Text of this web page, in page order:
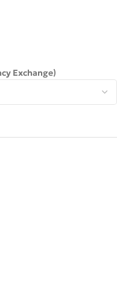
Exchange)